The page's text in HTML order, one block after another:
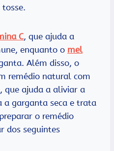
C, que ajuda a
enquanto o mel
Além disso, o
remédio natural com
ajuda a aliviar a
garganta seca e trata
o remédio
dos seguintes